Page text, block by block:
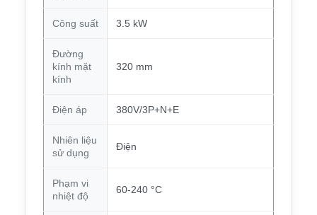
Công suất 3.5 kW
Đường
kính mặt
kính
320 mm
Điện áp 380V/3P+N+E
Nhiên liệu
sử dụng
Điện
Phạm vi
nhiệt độ
60-240 °C